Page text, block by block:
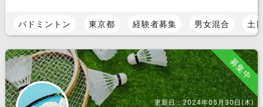
バドミントン 東京都 経験者募集 男女混合 土
募集中
更新日：2024年05月30日(木)